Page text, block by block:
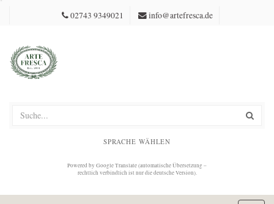
02743 9349021 info@artefresca.de
SPRACHE WÄHLEN
Powered by Google Translate (automatische Übersetzung –
rechtlich verbindlich ist nur die deutsche Version).